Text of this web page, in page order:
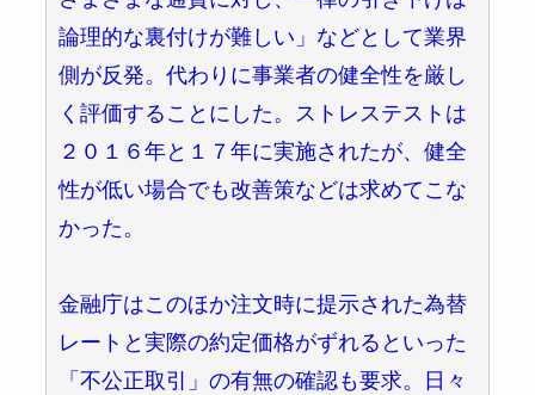
論理的な裏付けが難しい」などとして業界
側が反発。代わりに事業者の健全性を厳し
く評価することにした。ストレステストは
２０１６年と１７年に実施されたが、健全
性が低い場合でも改善策などは求めてこな
かった。
金融庁はこのほか注文時に提示された為替
レートと実際の約定価格がずれるといった
「不公正取引」の有無の確認も要求。日々